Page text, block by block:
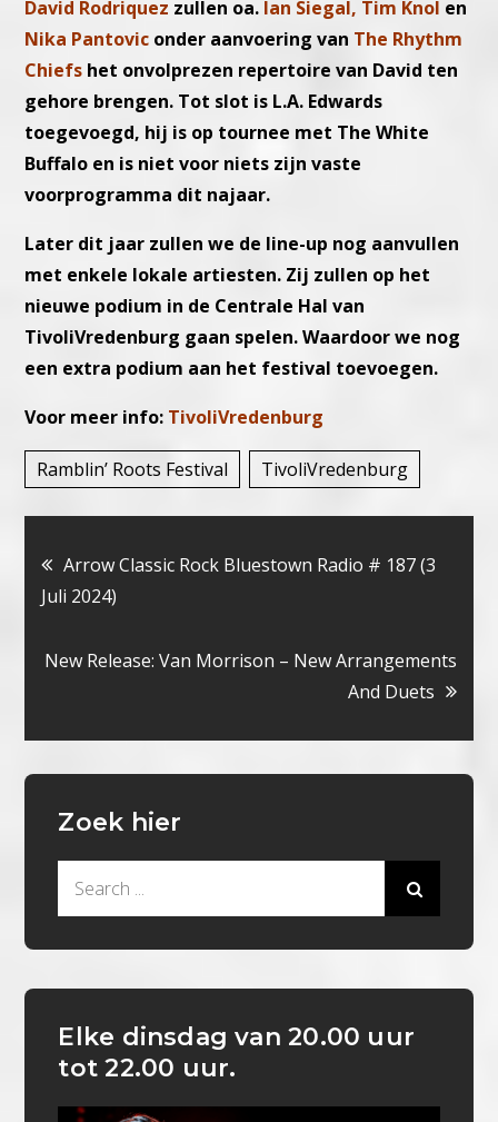
David Rodriquez zullen oa. Ian Siegal, Tim Knol en
Nika Pantovic onder aanvoering van The Rhythm
Chiefs het onvolprezen repertoire van David ten
gehore brengen. Tot slot is L.A. Edwards
toegevoegd, hij is op tournee met The White
Buffalo en is niet voor niets zijn vaste
voorprogramma dit najaar.
Later dit jaar zullen we de line-up nog aanvullen
met enkele lokale artiesten. Zij zullen op het
nieuwe podium in de Centrale Hal van
TivoliVredenburg gaan spelen. Waardoor we nog
een extra podium aan het festival toevoegen.
Voor meer info: TivoliVredenburg
Ramblin’ Roots Festival TivoliVredenburg
Bericht
navigatie
Arrow Classic Rock Bluestown Radio # 187 (3
Juli 2024)
New Release: Van Morrison – New Arrangements
And Duets
Zoek hier
Elke dinsdag van 20.00 uur
tot 22.00 uur.